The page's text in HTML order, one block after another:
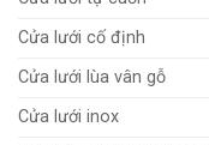
Cửa lưới cố định
Cửa lưới lùa vân gỗ
Cửa lưới inox